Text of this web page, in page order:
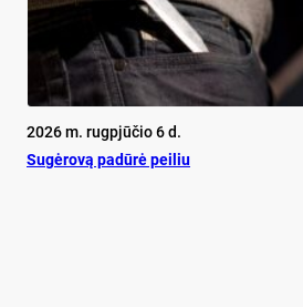
2026 m. rugpjūčio 6 d.
Su­gė­ro­vą pa­dū­rė pei­liu